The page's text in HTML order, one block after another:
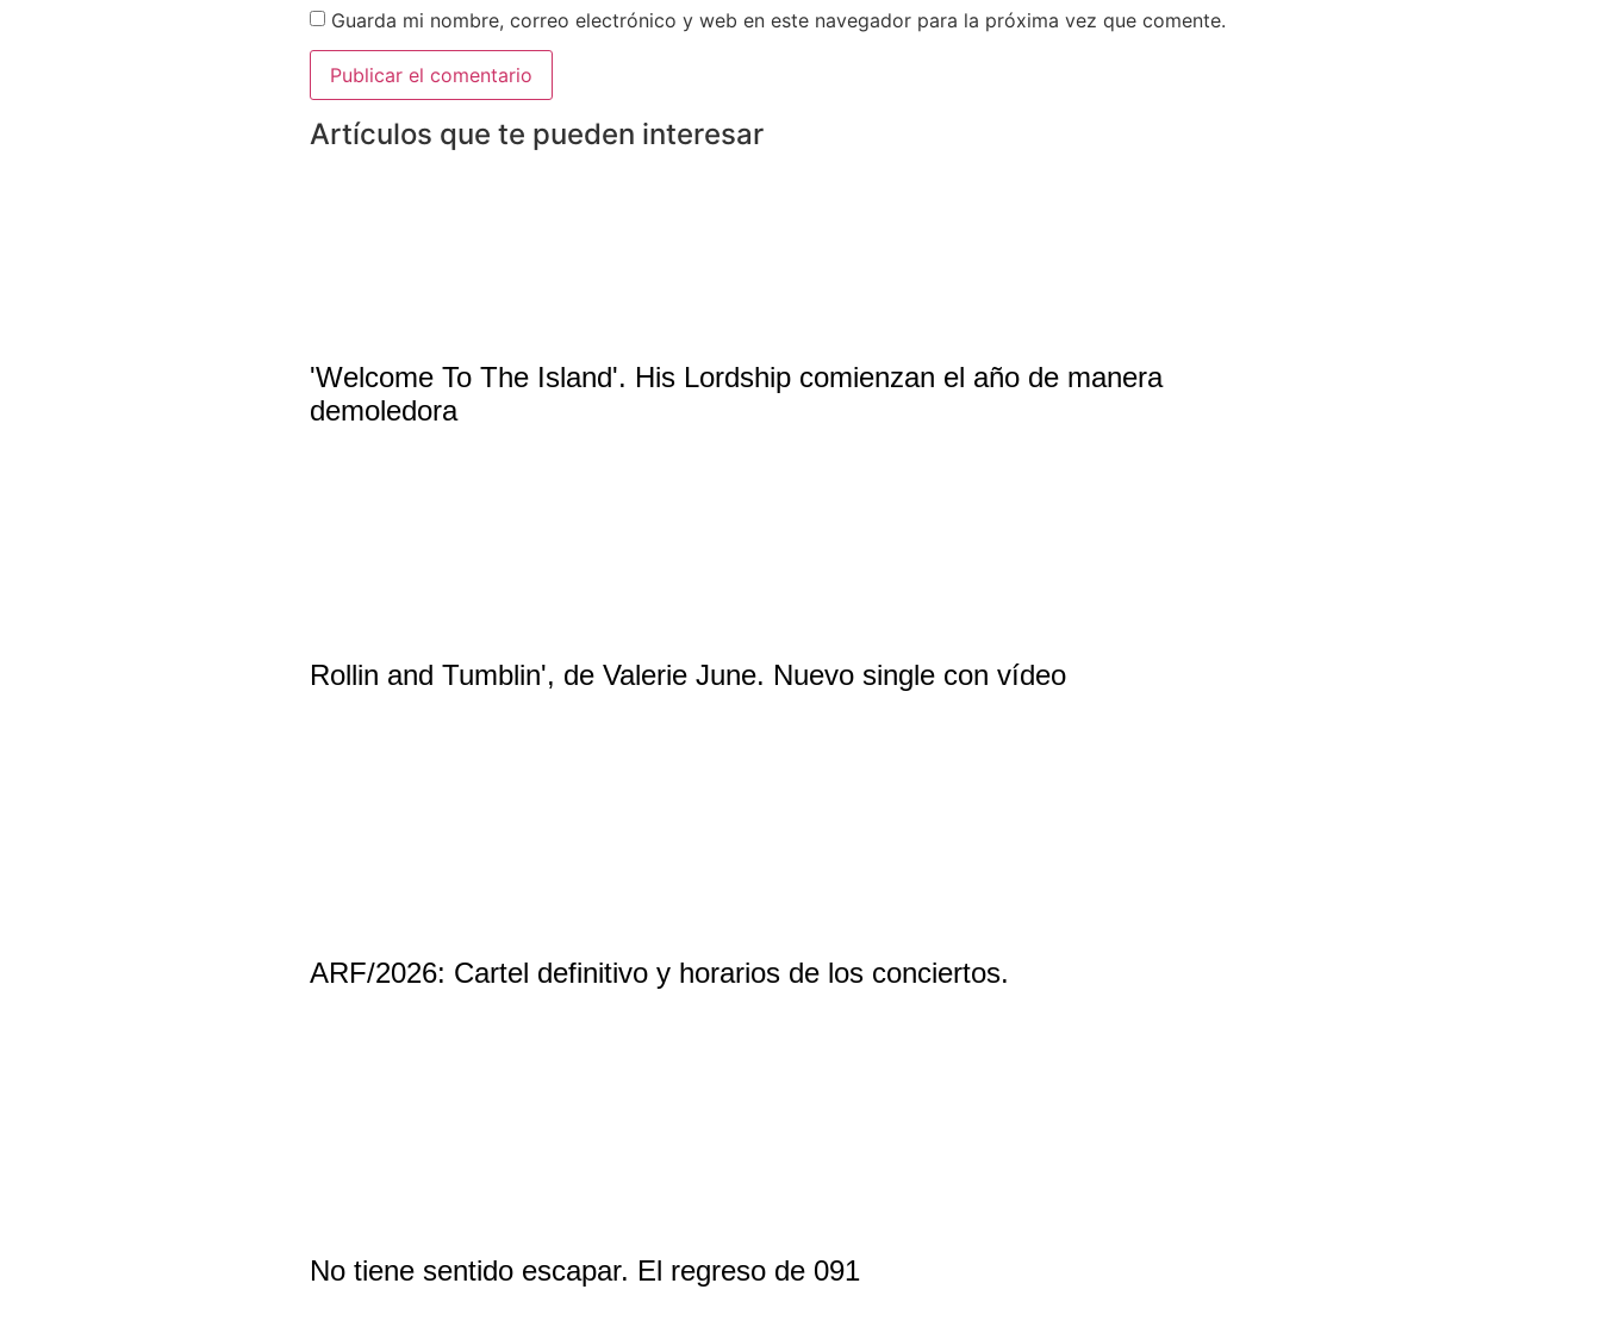
Guarda mi nombre, correo electrónico y web en este navegador para la próxima vez que comente.
Artículos que te pueden interesar
'Welcome To The Island'. His Lordship comienzan el año de manera
demoledora
Rollin and Tumblin', de Valerie June. Nuevo single con vídeo
ARF/2026: Cartel definitivo y horarios de los conciertos.
No tiene sentido escapar. El regreso de 091